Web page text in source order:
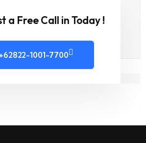
a Free Call in Today !
+62822-1001-7700